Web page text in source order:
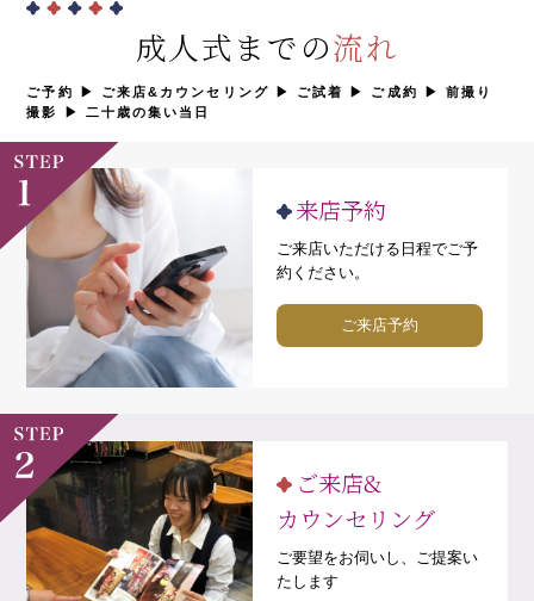
成人式までの流れ
ご予約 ▶ ご来店&カウンセリング ▶ ︎ご試着 ▶ ご成約 ▶ 前撮り
撮影 ▶ 二十歳の集い当日
来店予約
ご来店いただける日程でご予
約ください。
ご来店予約
ご来店&
カウンセリング
ご要望をお伺いし、ご提案い
たします